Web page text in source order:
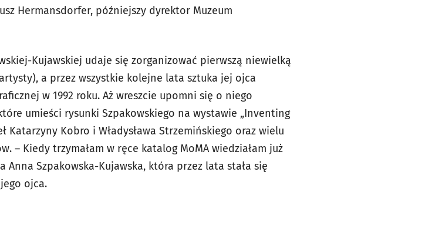
Hermansdorfer, późniejszy dyrektor Muzeum
Kujawskiej udaje się zorganizować pierwszą niewielką
a przez wszystkie kolejne lata sztuka jej ojca
w 1992 roku. Aż wreszcie upomni się o niego
umieści rysunki Szpakowskiego na wystawie „Inventing
Katarzyny Kobro i Władysława Strzemińskiego oraz wielu
– Kiedy trzymałam w ręce katalog MoMA wiedziałam już
Anna Szpakowska-Kujawska, która przez lata stała się
ojca.